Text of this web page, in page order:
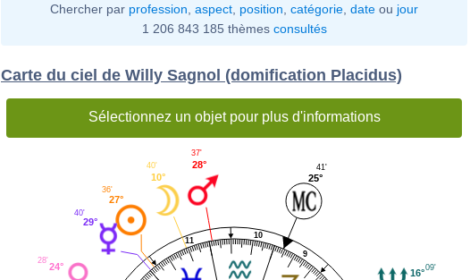
Chercher par profession aspect position catégorie date ou jour
1 206 843 185 thèmes consultés
Carte du ciel de Willy Sagnol (domification Placidus)
Sélectionnez un objet pour plus d'informations
9
10
11
16°09'
25°
41'
28°
37'
10°
40'
27°
36'
29°
40'
24°
28'